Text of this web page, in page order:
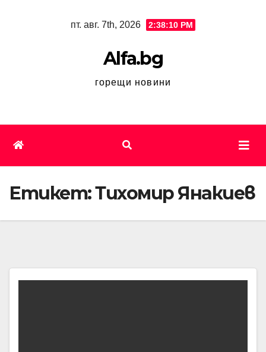
пт. авг. 7th, 2026 2:38:10 PM
Alfa.bg
горещи новини
Етикет:Тихомир Янакиев